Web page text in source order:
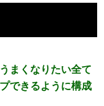
まくなりたい全て
できるように構成